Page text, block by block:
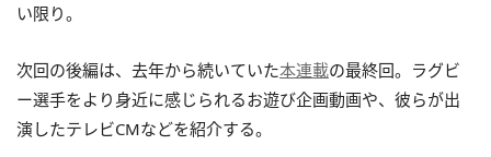
い限り。
次回の後編は、去年から続いていた本連載の最終回。ラグビ
ー選手をより身近に感じられるお遊び企画動画や、彼らが出
演したテレビCMなどを紹介する。